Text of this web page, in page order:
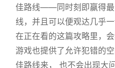
佳路线——同时刻即赢得最
线，并且可以便观达几乎
在正在看的这篇攻略里，
游戏也提供了允许犯错的
佳路线来， 也不会出现大问